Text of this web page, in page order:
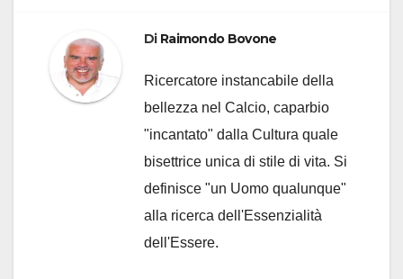
Di Raimondo Bovone
Ricercatore instancabile della
bellezza nel Calcio, caparbio
"incantato" dalla Cultura quale
bisettrice unica di stile di vita. Si
definisce "un Uomo qualunque"
alla ricerca dell'Essenzialità
dell'Essere.